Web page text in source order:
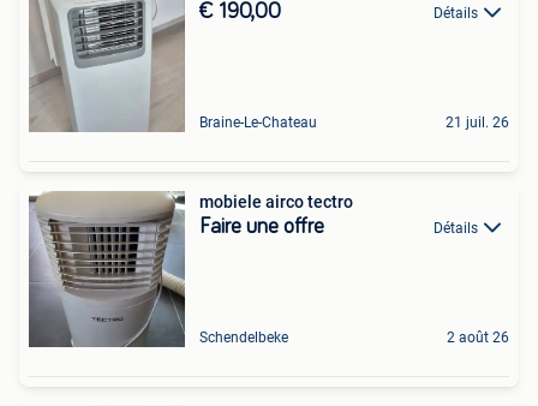
€ 190,00 Détails
Braine-Le-Chateau 21 juil. 26
mobiele airco tectro
Faire une offre Détails
Schendelbeke 2 août 26